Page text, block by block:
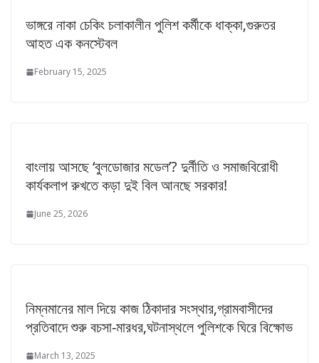
ভাঙ্গরে নাকা চেকিং চলাকালীন পুলিশ কর্মীকে ধাক্কা,গুরুতর
আহত এক কনস্টেবল
February 15, 2025
বাংলায় আসছে ‘বুলডোজার মডেল’? দুর্নীতি ও সমাজবিরোধী
কার্যকলাপ রুখতে কড়া দুই বিল আনছে সরকার!
June 25, 2026
নিম্নমানের মাল দিয়ে কাজ ঠিকাদার সংস্থার,গ্রামবাসীদের
প্রতিবাদে শুরু বচসা-মারধর,ঘটনাস্থলে পুলিশকে ঘিরে বিক্ষোভ
March 13, 2025